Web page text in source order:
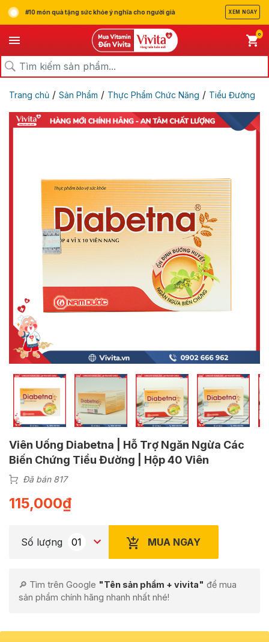
#10 món quà tặng sức khỏe ý nghĩa cho người già XEM NGAY
0
Trang chủ / Sản Phẩm / Thực Phẩm Chức Năng / Tiểu Đường
Viên Uống Diabetna | Hỗ Trợ Ngăn Ngừa Các
Biến Chứng Tiểu Đường | Hộp 40 Viên
Đã bán 817
115,000₫
Số lượng MUA NGAY
🔎 Tìm trên Google "Tên sản phẩm + vivita" để mua
sản phẩm chính hãng nhanh nhất nhé!